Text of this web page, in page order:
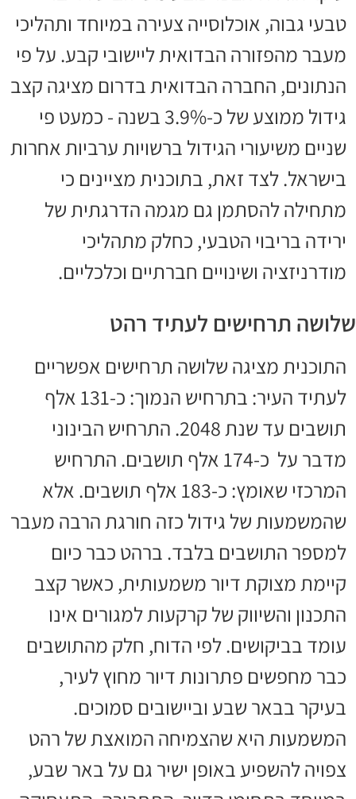
טבעי גבוה, אוכלוסייה צעירה במיוחד ותהליכי
מעבר מהפזורה הבדואית ליישובי קבע. על פי
הנתונים, החברה הבדואית בדרום מציגה קצב
גידול ממוצע של כ-3.9% בשנה - כמעט פי
שניים משיעורי הגידול ברשויות ערביות אחרות
בישראל. לצד זאת, בתוכנית מציינים כי
מתחילה להסתמן גם מגמה הדרגתית של
ירידה בריבוי הטבעי, כחלק מתהליכי
מודרניזציה ושינויים חברתיים וכלכליים.
שלושה תרחישים לעתיד רהט
התוכנית מציגה שלושה תרחישים אפשריים
לעתיד העיר: בתרחיש הנמוך: כ-131 אלף
תושבים עד שנת 2048. התרחיש הבינוני
מדבר על כ-174 אלף תושבים. התרחיש
המרכזי שאומץ: כ-183 אלף תושבים. אלא
שהמשמעות של גידול כזה חורגת הרבה מעבר
למספר התושבים בלבד. ברהט כבר כיום
קיימת מצוקת דיור משמעותית, כאשר קצב
התכנון והשיווק של קרקעות למגורים אינו
עומד בביקושים. לפי הדוח, חלק מהתושבים
כבר מחפשים פתרונות דיור מחוץ לעיר,
בעיקר בבאר שבע וביישובים סמוכים.
המשמעות היא שהצמיחה המואצת של רהט
צפויה להשפיע באופן ישיר גם על באר שבע,